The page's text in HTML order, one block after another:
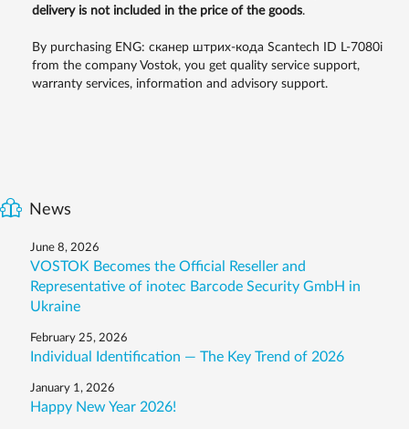
delivery is not included in the price of the goods.
By purchasing ENG: сканер штрих-кода Scantech ID L-7080i
from the company Vostok, you get quality service support,
warranty services, information and advisory support.
News
June 8, 2026
VOSTOK Becomes the Official Reseller and
Representative of inotec Barcode Security GmbH in
Ukraine
February 25, 2026
Individual Identification — The Key Trend of 2026
January 1, 2026
Happy New Year 2026!